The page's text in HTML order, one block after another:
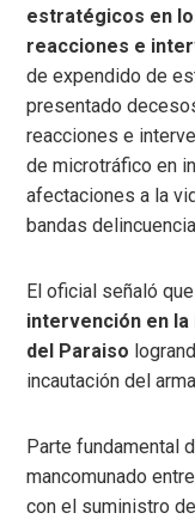
estratégicos en
reacciones e
de expendido de
presentado
reacciones e
de microtráfico en
afectaciones a la
bandas
El oficial señaló
intervención en
del Paraiso
incautación del
Parte fundamental
mancomunado
con el suministro